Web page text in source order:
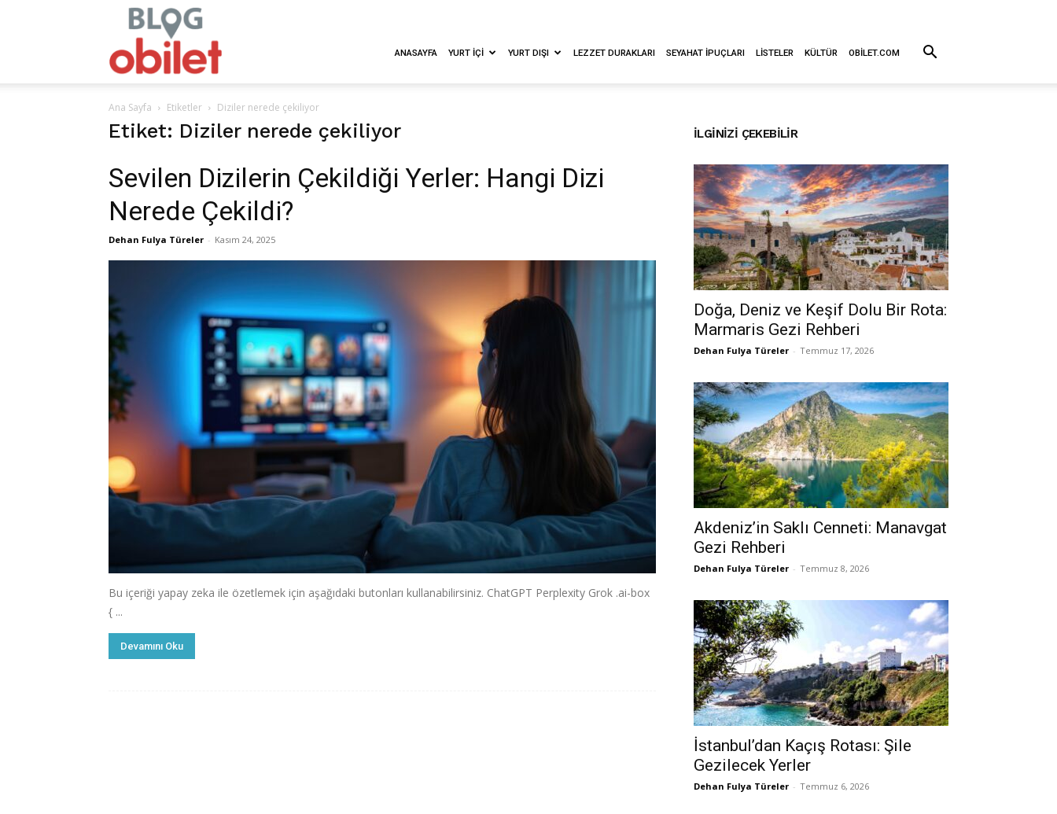
–
Blog
ANASAYFA YURT İÇI YURT DIŞI LEZZET DURAKLARI SEYAHAT İPUÇLARI LISTELER KÜLTÜR OBILET.COM
Ana Sayfa Etiketler Diziler nerede çekiliyor
Etiket: Diziler nerede çekiliyor
Sevilen Dizilerin Çekildiği Yerler: Hangi Dizi
Nerede Çekildi?
Dehan Fulya Türeler - Kasım 24, 2025
Bu içeriği yapay zeka ile özetlemek için aşağıdaki butonları kullanabilirsiniz. ChatGPT Perplexity Grok .ai-box
{ ...
Devamını Oku
İLGINIZI ÇEKEBILIR
Doğa, Deniz ve Keşif Dolu Bir Rota:
Marmaris Gezi Rehberi
Dehan Fulya Türeler - Temmuz 17, 2026
Akdeniz’in Saklı Cenneti: Manavgat
Gezi Rehberi
Dehan Fulya Türeler - Temmuz 8, 2026
İstanbul’dan Kaçış Rotası: Şile
Gezilecek Yerler
Dehan Fulya Türeler - Temmuz 6, 2026